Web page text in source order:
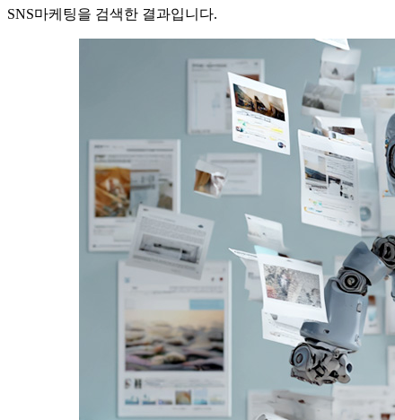
SNS마케팅을 검색한 결과입니다.